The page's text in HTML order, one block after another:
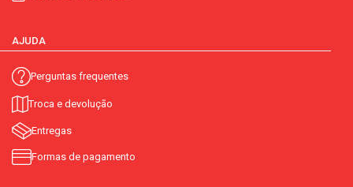
AJUDA
Perguntas frequentes
Troca e devolução
Entregas
Formas de pagamento